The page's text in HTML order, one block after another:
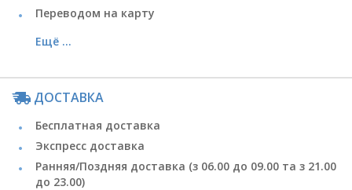
Переводом на карту
Ещё ...
ДОСТАВКА
Бесплатная доставка
Экспресс доставка
Ранняя/Поздняя доставка (з 06.00 до 09.00 та з 21.00
до 23.00)